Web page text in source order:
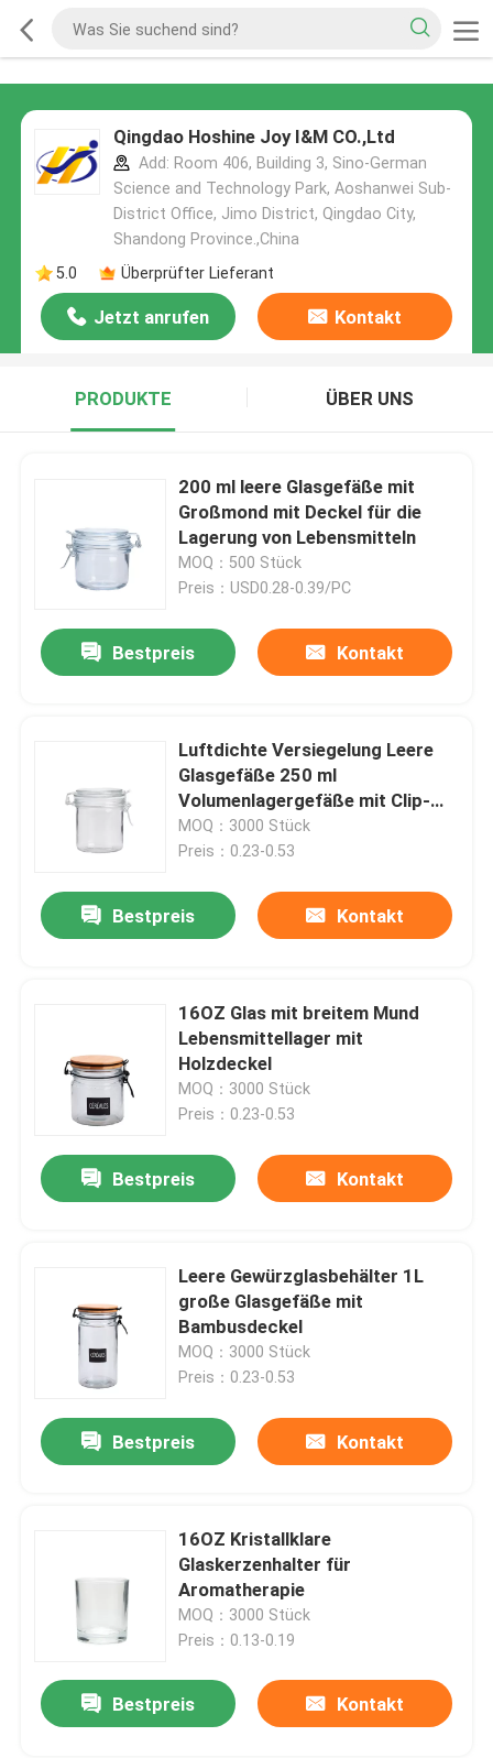
Qingdao Hoshine Joy I&M CO.,Ltd
Add: Room 406, Building 3, Sino-German
Science and Technology Park, Aoshanwei Sub-
District Office, Jimo District, Qingdao City,
Shandong Province.,China
5.0
Überprüfter Lieferant
Jetzt anrufen Kontakt
PRODUKTE ÜBER UNS
200 ml leere Glasgefäße mit
Großmond mit Deckel für die
Lagerung von Lebensmitteln
MOQ：500 Stück
Preis：USD0.28-0.39/PC
Bestpreis Kontakt
Luftdichte Versiegelung Leere
Glasgefäße 250 ml
Volumenlagergefäße mit Clip-
Deckel
MOQ：3000 Stück
Preis：0.23-0.53
Bestpreis Kontakt
16OZ Glas mit breitem Mund
Lebensmittellager mit
Holzdeckel
MOQ：3000 Stück
Preis：0.23-0.53
Bestpreis Kontakt
Leere Gewürzglasbehälter 1L
große Glasgefäße mit
Bambusdeckel
MOQ：3000 Stück
Preis：0.23-0.53
Bestpreis Kontakt
16OZ Kristallklare
Glaskerzenhalter für
Aromatherapie
MOQ：3000 Stück
Preis：0.13-0.19
Bestpreis Kontakt